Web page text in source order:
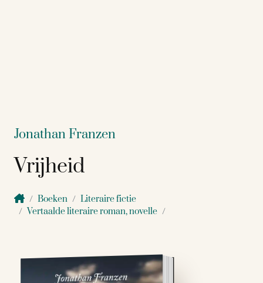
Jonathan Franzen
Vrijheid
Boeken
Literaire fictie
Vertaalde literaire roman, novelle